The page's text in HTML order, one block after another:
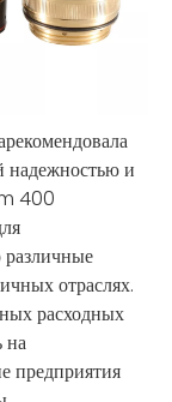
надежностью и
400
отраслях.
расходных
на
предприятия